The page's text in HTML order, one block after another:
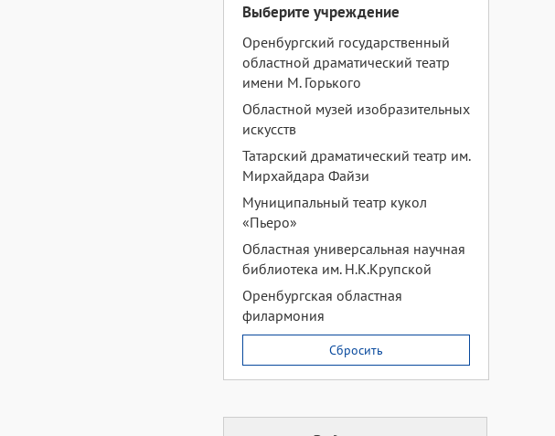
Выберите учреждение
Оренбургский государственный
областной драматический театр
имени М. Горького
Областной музей изобразительных
искусств
Татарский драматический театр им.
Мирхайдара Файзи
Муниципальный театр кукол
«Пьеро»
Областная универсальная научная
библиотека им. Н.К.Крупской
Оренбургская областная
филармония
Сбросить